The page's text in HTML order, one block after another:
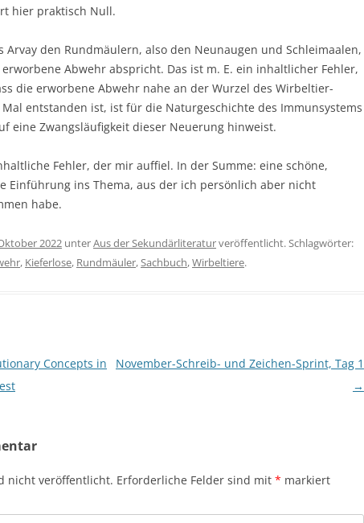
hier praktisch Null.
Arvay den Rundmäulern, also den Neunaugen und Schleimaalen,
Abwehr abspricht. Das ist m. E. ein inhaltlicher Fehler,
die erworbene Abwehr nahe an der Wurzel des Wirbeltier-
entstanden ist, ist für die Naturgeschichte des Immunsystems
eine Zwangsläufigkeit dieser Neuerung hinweist.
Fehler, der mir auffiel. In der Summe: eine schöne,
Einführung ins Thema, aus der ich persönlich aber nicht
habe.
2022 unterAus der Sekundärliteraturveröffentlicht. Schlagwörter:
, Kieferlose, Rundmäuler,Sachbuch,Wirbeltiere.
Concepts in
November-Schreib- und Zeichen-Sprint, Tag 1
→
nicht veröffentlicht. Erforderliche Felder sind mit * markiert